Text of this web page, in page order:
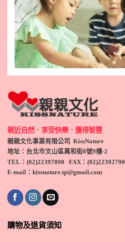
親近自然．享受快樂．獲得智慧
親親文化事業有限公司 KissNature
地址：台北市文山區萬和街8號9樓-2
TEL ：(02)22397890 FAX：(02)22392790
E-mail：kissnature.tp@gmail.com
購物及退貨須知